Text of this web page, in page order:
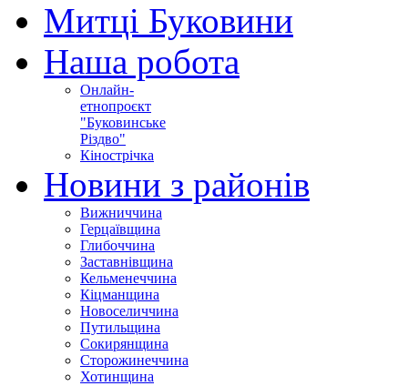
Митці Буковини
Наша робота
Онлайн-
етнопроєкт
"Буковинське
Різдво"
Кінострічка
Новини з районів
Вижниччина
Герцаївщина
Глибоччина
Заставнівщина
Кельменеччина
Кіцманщина
Новоселиччина
Путильщина
Сокирянщина
Сторожинеччина
Хотинщина